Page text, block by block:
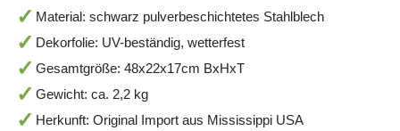
Material: schwarz pulverbeschichtetes Stahlblech
Dekorfolie: UV-beständig, wetterfest
Gesamtgröße: 48x22x17cm BxHxT
Gewicht: ca. 2,2 kg
Herkunft: Original Import aus Mississippi USA